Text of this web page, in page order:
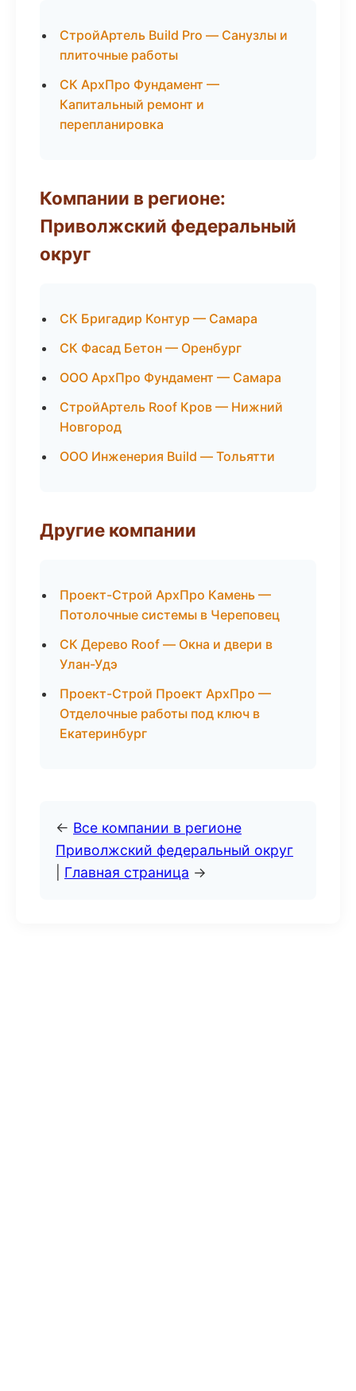
СтройАртель Build Pro — Санузлы и
плиточные работы
СК АрхПро Фундамент —
Капитальный ремонт и
перепланировка
Компании в регионе:
Приволжский федеральный
округ
СК Бригадир Контур — Самара
СК Фасад Бетон — Оренбург
ООО АрхПро Фундамент — Самара
СтройАртель Roof Кров — Нижний
Новгород
ООО Инженерия Build — Тольятти
Другие компании
Проект-Строй АрхПро Камень —
Потолочные системы в Череповец
СК Дерево Roof — Окна и двери в
Улан-Удэ
Проект-Строй Проект АрхПро —
Отделочные работы под ключ в
Екатеринбург
← Все компании в регионе
Приволжский федеральный округ
Главная страница →